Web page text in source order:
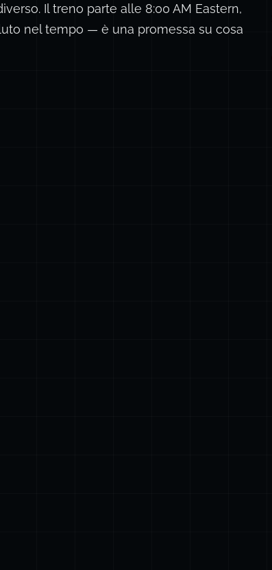
Il treno parte alle 8:00 AM Eastern,
nel tempo — è una promessa su cosa